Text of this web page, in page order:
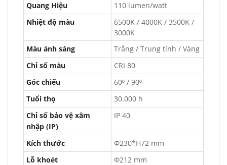
Quang Hiệu
110 lumen/watt
Nhiệt độ màu
6500K / 4000K / 3500K /
3000K
Màu ánh sáng
Trắng / Trung tính / Vàng
Chỉ số màu
CRI 80
Góc chiếu
60⁰ / 90⁰
Tuổi thọ
30.000 h
Chỉ số bảo vệ xâm
nhập (IP)
IP 40
Kích thước
Φ230*H72 mm
Lỗ khoét
Φ212 mm